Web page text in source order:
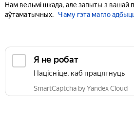
Нам вельмі шкада, але запыты з вашай
аўтаматычных.
Чаму гэта магло
Я не робат
Націсніце, каб працягнуць
SmartCaptcha by Yandex Cloud